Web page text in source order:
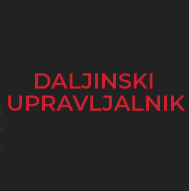
DALJINSKI
UPRAVLJALNIK